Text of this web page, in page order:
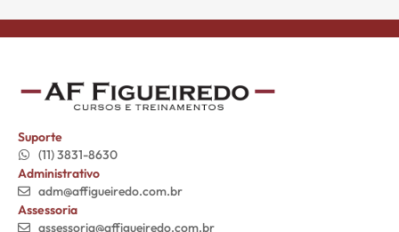
Suporte
(11) 3831-8630
Administrativo
adm@affigueiredo.com.br
Assessoria
assessoria@affigueiredo.com.br